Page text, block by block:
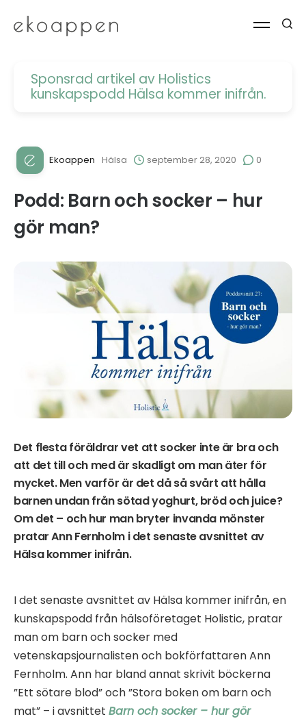
Sponsrad artikel av Holistics
kunskapspodd Hälsa kommer inifrån.
Ekoappen Hälsa september 28, 2020 0
Podd: Barn och socker – hur
gör man?
Det flesta föräldrar vet att socker inte är bra och
att det till och med är skadligt om man äter för
mycket. Men varför är det då så svårt att hålla
barnen undan från sötad yoghurt, bröd och juice?
Om det – och hur man bryter invanda mönster
pratar Ann Fernholm i det senaste avsnittet av
Hälsa kommer inifrån.
I det senaste avsnittet av Hälsa kommer inifrån, en
kunskapspodd från hälsoföretaget Holistic, pratar
man om barn och socker med
vetenskapsjournalisten och bokförfattaren Ann
Fernholm. Ann har bland annat skrivit böckerna
”Ett sötare blod” och ”Stora boken om barn och
mat” – i avsnittet Barn och socker – hur gör